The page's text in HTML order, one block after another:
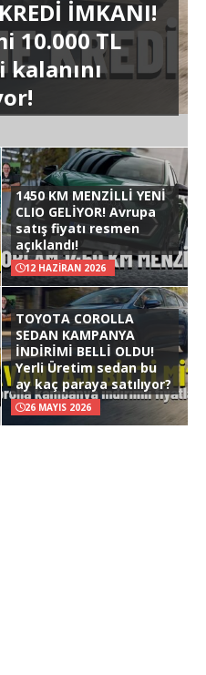
İMKANI!
10.000 TL
1450 KM MENZİLLİ YENİ
CLIO GELİYOR! Avrupa
satış fiyatı resmen
açıklandı!
12 HAZIRAN 2026
TOYOTA COROLLA
SEDAN KAMPANYA
İNDİRİMİ BELLİ OLDU!
Yerli Üretim sedan bu
ay kaç paraya satılıyor?
26 MAYIS 2026